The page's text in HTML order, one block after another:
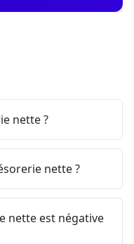
nette ?
nette ?
nette est négative